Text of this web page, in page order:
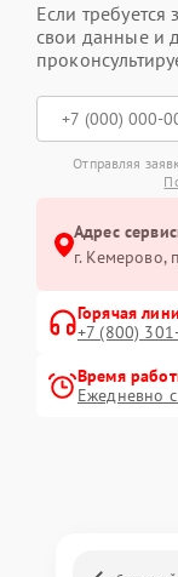
Если требуется
свои данные и
Отправляя
Адрес
г. Кемерово,
Горячая
+7 (800)
Время
Ежедневно